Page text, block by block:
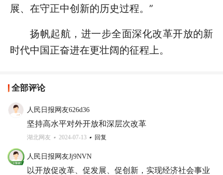
展、在守正中创新的历史过程。”
扬帆起航，进一步全面深化改革开放的新
时代中国正奋进在更壮阔的征程上。
全部评论
人民日报网友626d36
坚持高水平对外开放和深层次改革
湖北网友 2024-07-13 回复
人民日报网友Jj9NVN
以开放促改革、促发展、促创新，实现经济社会事业